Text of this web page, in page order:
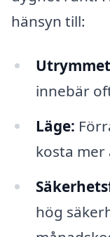
hänsyn till:
innebär
Läge:
kosta mer
hög